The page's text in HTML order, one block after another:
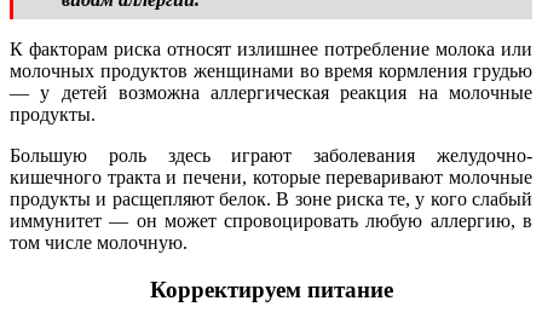
К факторам риска относят излишнее потребление молока или
молочных продуктов женщинами во время кормления грудью
— у детей возможна аллергическая реакция на молочные
продукты.
Большую роль здесь играют заболевания желудочно-
кишечного тракта и печени, которые переваривают молочные
продукты и расщепляют белок. В зоне риска те, у кого слабый
иммунитет — он может спровоцировать любую аллергию, в
том числе молочную.
Корректируем питание